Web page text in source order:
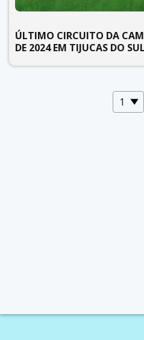
ÚLTIMO CIRCUITO DA
DE 2024 EM TIJUCAS DO SUL